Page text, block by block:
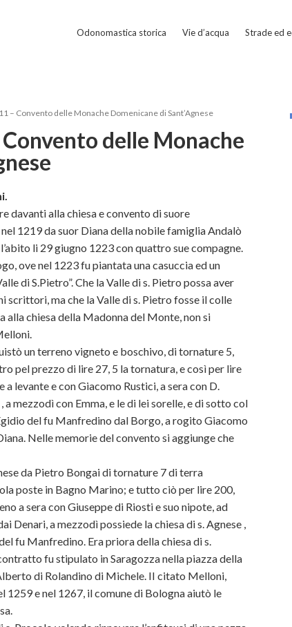
Odonomastica storica Vie d’acqua Strade ed
– Convento delle Monache Domenicane di Sant’Agnese
delle Monache
davanti alla chiesa e convento di suore
1219 da suor Diana della nobile famiglia Andalò
li 29 giugno 1223 con quattro sue compagne.
ove nel 1223 fu piantata una casuccia ed un
di S.Pietro”. Che la Valle di s. Pietro possa aver
scrittori, ma che la Valle di s. Pietro fosse il colle
chiesa della Madonna del Monte, non si
un terreno vigneto e boschivo, di tornature 5,
pel prezzo di lire 27, 5 la tornatura, e così per lire
levante e con Giacomo Rustici, a sera con D.
mezzodì con Emma, e le di lei sorelle, e di sotto col
del fu Manfredino dal Borgo, a rogito Giacomo
Nelle memorie del convento si aggiunge che
da Pietro Bongai di tornature 7 di terra
poste in Bagno Marino; e tutto ciò per lire 200,
a sera con Giuseppe di Riosti e suo nipote, ad
Denari, a mezzodì possiede la chiesa di s. Agnese ,
fu Manfredino. Era priora della chiesa di s.
fu stipulato in Saragozza nella piazza della
di Rolandino di Michele. II citato Melloni,
e nel 1267, il comune di Bologna aiutò le